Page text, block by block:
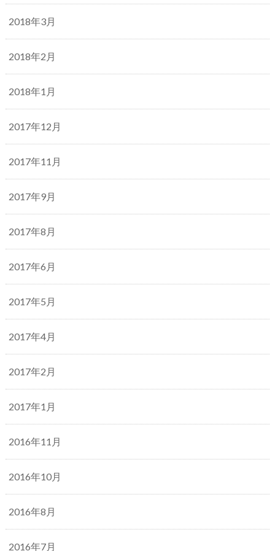
2018年3月
2018年2月
2018年1月
2017年12月
2017年11月
2017年9月
2017年8月
2017年6月
2017年5月
2017年4月
2017年2月
2017年1月
2016年11月
2016年10月
2016年8月
2016年7月